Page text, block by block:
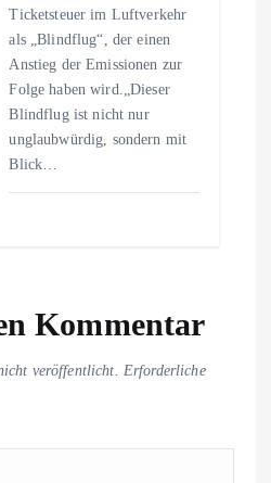
Ticketsteuer im Luftverkehr
als „Blindflug“, der einen
Anstieg der Emissionen zur
Folge haben wird.„Dieser
Blindflug ist nicht nur
unglaubwürdig, sondern mit
Blick…
Kommentar
veröffentlicht.
Erforderliche